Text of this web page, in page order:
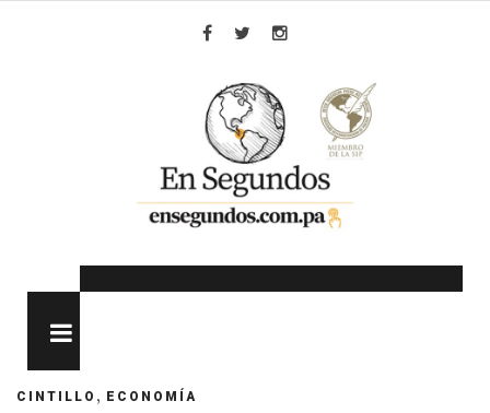
CINTILLO , ECONOMÍA